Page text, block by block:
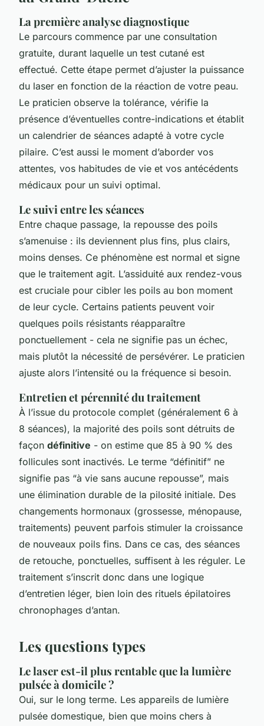
La première analyse diagnostique
Le parcours commence par une consultation
gratuite, durant laquelle un test cutané est
effectué. Cette étape permet d’ajuster la puissance
du laser en fonction de la réaction de votre peau.
Le praticien observe la tolérance, vérifie la
présence d’éventuelles contre-indications et établit
un calendrier de séances adapté à votre cycle
pilaire. C’est aussi le moment d’aborder vos
attentes, vos habitudes de vie et vos antécédents
médicaux pour un suivi optimal.
Le suivi entre les séances
Entre chaque passage, la repousse des poils
s’amenuise : ils deviennent plus fins, plus clairs,
moins denses. Ce phénomène est normal et signe
que le traitement agit. L’assiduité aux rendez-vous
est cruciale pour cibler les poils au bon moment
de leur cycle. Certains patients peuvent voir
quelques poils résistants réapparaître
ponctuellement - cela ne signifie pas un échec,
mais plutôt la nécessité de persévérer. Le praticien
ajuste alors l’intensité ou la fréquence si besoin.
Entretien et pérennité du traitement
À l’issue du protocole complet (généralement 6 à
8 séances), la majorité des poils sont détruits de
façon définitive - on estime que 85 à 90 % des
follicules sont inactivés. Le terme “définitif” ne
signifie pas “à vie sans aucune repousse”, mais
une élimination durable de la pilosité initiale. Des
changements hormonaux (grossesse, ménopause,
traitements) peuvent parfois stimuler la croissance
de nouveaux poils fins. Dans ce cas, des séances
de retouche, ponctuelles, suffisent à les réguler. Le
traitement s’inscrit donc dans une logique
d’entretien léger, bien loin des rituels épilatoires
chronophages d’antan.
Les questions types
Le laser est-il plus rentable que la lumière
pulsée à domicile ?
Oui, sur le long terme. Les appareils de lumière
pulsée domestique, bien que moins chers à